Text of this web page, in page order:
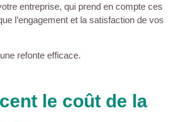
entreprise, qui prend en compte ces
l’engagement et la satisfaction de vos
refonte efficace.
le coût de la